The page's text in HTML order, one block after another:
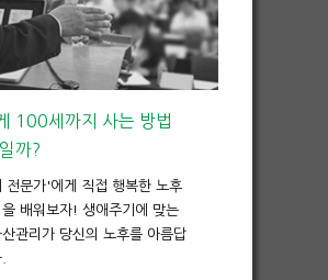
100세까지 사는 방법
까?
전문가'에게 직접 행복한 노후
배워보자! 생애주기에 맞는
관리가 당신의 노후를 아름답